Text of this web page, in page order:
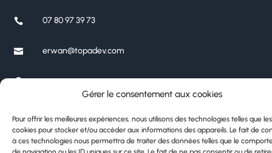
Gérer le consentement aux cookies
Pour offrir les meilleures expériences, nous utilisons des technologies telles que les
cookies pour stocker et/ou accéder aux informations des appareils. Le fait de
à ces technologies nous permettra de traiter des données telles que le
 07 80 97 39 73
 erwan@topadev.com

Seine-et-Marne
France